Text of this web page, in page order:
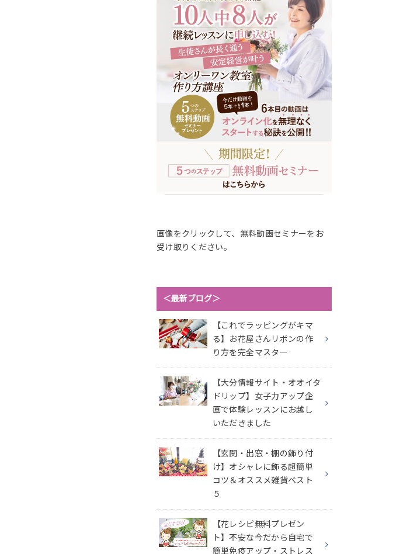
画像をクリックして、無料動画セミナーをお
受け取りください。
＜最新ブログ＞
【これでラッピングがキマ
る】お花屋さんリボンの作
り方を完全マスター
【大分情報サイト・オオイタ
ドリップ】女子力アップ企
画で体験レッスンにお越し
いただきました
【玄関・出窓・棚の飾り付
け】オシャレに飾る超簡単
コツ＆オススメ雑貨ベスト
５
【花レシピ無料プレゼン
ト】不安な今だから自宅で
簡単免疫アップ・ストレス